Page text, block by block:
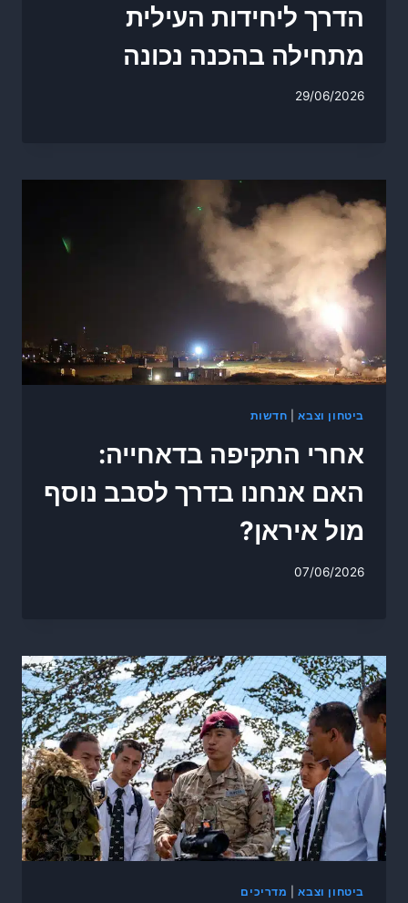
הדרך ליחידות העילית
מתחילה בהכנה נכונה
29/06/2026
ביטחון וצבא| חדשות
אחרי התקיפה בדאחייה:
האם אנחנו בדרך לסבב נוסף
מול איראן?
07/06/2026
ביטחון וצבא| מדריכים